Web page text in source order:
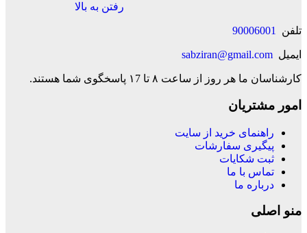
رفتن به بالا
تلفن 90006001
ایمیل sabziran@gmail.com
کارشناسان ما هر روز از ساعت ۸ تا ۱7 پاسخگوی شما هستند.
امور مشتریان
راهنمای خرید از سایت
پیگیری سفارشات
ثبت شکایات
تماس با ما
درباره ما
منو اصلی